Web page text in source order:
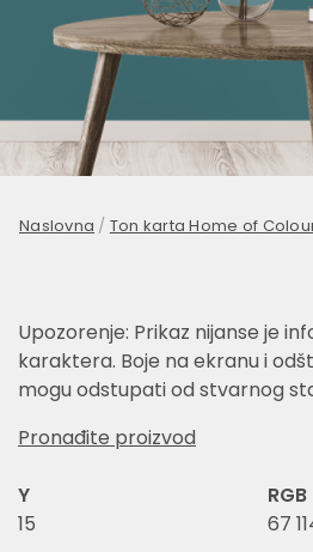
Naslovna / Ton karta Home of
Upozorenje: Prikaz nijanse je
karaktera. Boje na ekranu i
mogu odstupati od stvarnog
Pronađite proizvod
Y
15
RGB
67